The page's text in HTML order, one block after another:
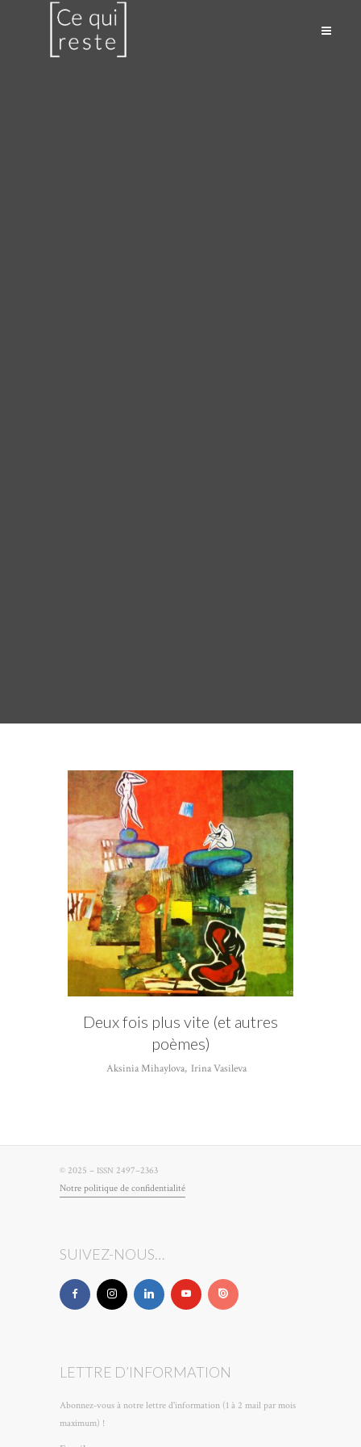
CATÉGORIE
Irina Vasileva
Deux fois plus vite (et autres
poèmes)
Aksinia Mihaylova, Irina Vasileva
© 2025 – ISSN 2497–2363
Notre poli­tique de confidentialité
SUIVEZ-NOUS…
LETTRE D’INFORMATION
Abonnez-vous à notre lettre d'information (1 à 2 mail par mois
maximum) !